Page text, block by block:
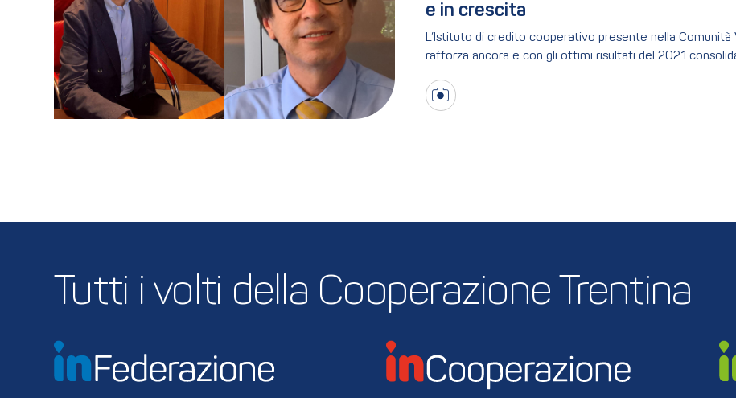
e in crescita
L’Istituto di credito cooperativo presente nella Comunità
rafforza ancora e con gli ottimi risultati del 2021
Tutti i volti della Cooperazione Trentina